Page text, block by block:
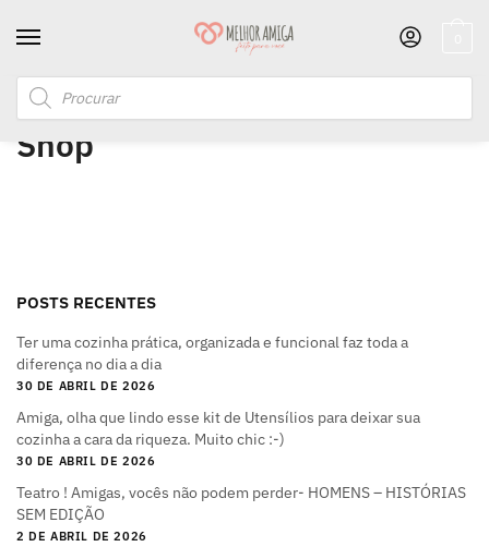
Início Shop
Shop
POSTS RECENTES
Ter uma cozinha prática, organizada e funcional faz toda a
diferença no dia a dia
30 DE ABRIL DE 2026
Amiga, olha que lindo esse kit de Utensílios para deixar sua
cozinha a cara da riqueza. Muito chic :-)
30 DE ABRIL DE 2026
Teatro ! Amigas, vocês não podem perder- HOMENS – HISTÓRIAS
SEM EDIÇÃO
2 DE ABRIL DE 2026